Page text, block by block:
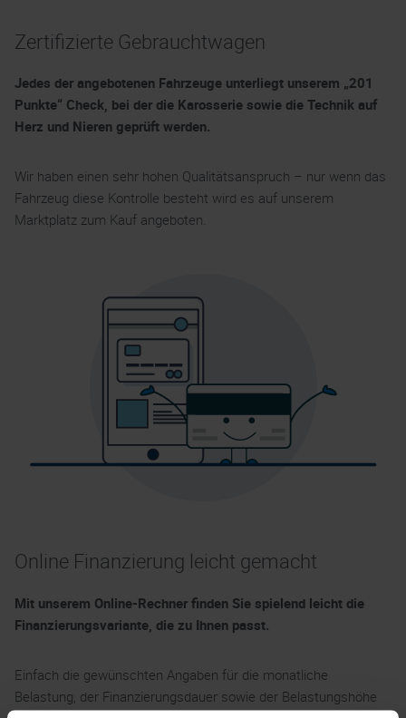
Zertifizierte Gebrauchtwagen
Jedes der angebotenen Fahrzeuge unterliegt unserem „201
Punkte“ Check, bei der die Karosserie sowie die Technik auf
Herz und Nieren geprüft werden.
Wir haben einen sehr hohen Qualitätsanspruch – nur wenn das
Fahrzeug diese Kontrolle besteht wird es auf unserem
Marktplatz zum Kauf angeboten.
Online Finanzierung leicht gemacht
Mit unserem Online-Rechner finden Sie spielend leicht die
Finanzierungsvariante, die zu Ihnen passt.
Einfach die gewünschten Angaben für die monatliche
Belastung, der Finanzierungsdauer sowie der Belastungshöhe